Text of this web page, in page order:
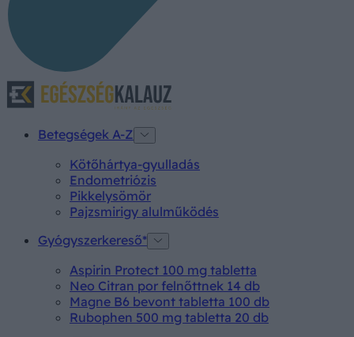
Betegségek A-Z
Kötőhártya-gyulladás
Endometriózis
Pikkelysömör
Pajzsmirigy alulműködés
Gyógyszerkereső*
Aspirin Protect 100 mg tabletta
Neo Citran por felnőttnek 14 db
Magne B6 bevont tabletta 100 db
Rubophen 500 mg tabletta 20 db